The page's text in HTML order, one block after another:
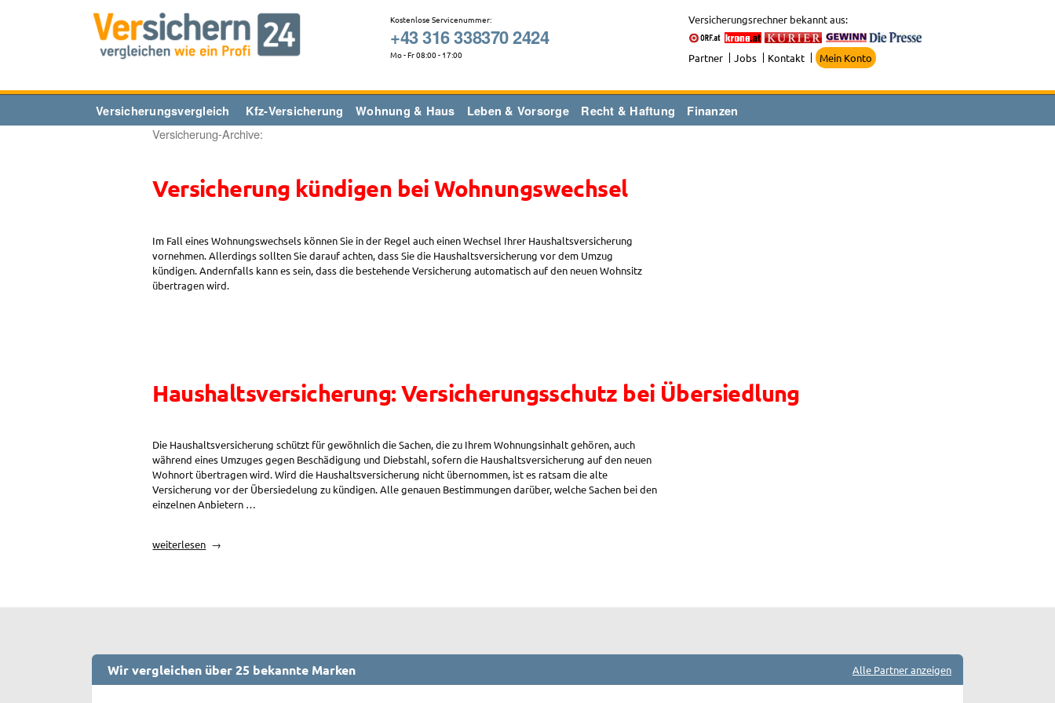
Kostenlose Servicenummer:
+43 316 338370 2424
Mo - Fr 08:00 - 17:00
Versicherungsrechner bekannt aus:
Partner Jobs Kontakt Mein Konto
Versicherungsvergleich Kfz-Versicherung Wohnung & Haus Leben & Vorsorge Recht & Haftung Finanzen
Versicherung-Archive:
Versicherung kündigen bei Wohnungswechsel
Im Fall eines Wohnungswechsels können Sie in der Regel auch einen Wechsel Ihrer Haushaltsversicherung
vornehmen. Allerdings sollten Sie darauf achten, dass Sie die Haushaltsversicherung vor dem Umzug
kündigen. Andernfalls kann es sein, dass die bestehende Versicherung automatisch auf den neuen Wohnsitz
übertragen wird.
Haushaltsversicherung: Versicherungsschutz bei Übersiedlung
Die Haushaltsversicherung schützt für gewöhnlich die Sachen, die zu Ihrem Wohnungsinhalt gehören, auch
während eines Umzuges gegen Beschädigung und Diebstahl, sofern die Haushaltsversicherung auf den neuen
Wohnort übertragen wird. Wird die Haushaltsversicherung nicht übernommen, ist es ratsam die alte
Versicherung vor der Übersiedelung zu kündigen. Alle genauen Bestimmungen darüber, welche Sachen bei den
einzelnen Anbietern …
„Haushaltsversicherung:
weiterlesen
Wir vergleichen über 25 bekannte Marken Alle Partner anzeigen